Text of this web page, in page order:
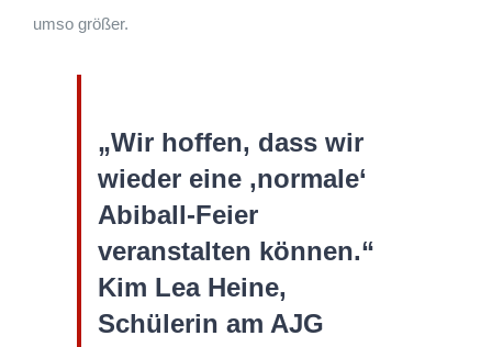
umso größer.
„Wir hoffen, dass wir
wieder eine ,normale‘
Abiball-Feier
veranstalten können.“
Kim Lea Heine,
Schülerin am AJG